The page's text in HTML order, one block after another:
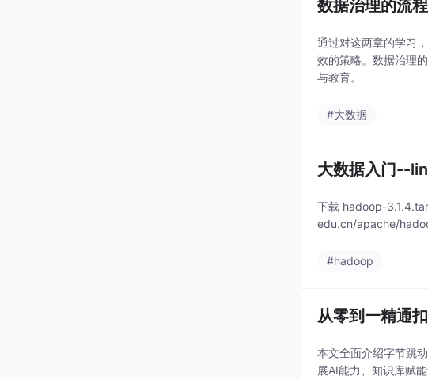
数据治理的流
通过对这两章的学习
效的策略。数据治理
与教育。
#大数据
大数据入门--
下载 hadoop-
edu.cn/apache/
#hadoop
从零到一精通
本文全面介绍字节跳
展AI能力、知识库赋